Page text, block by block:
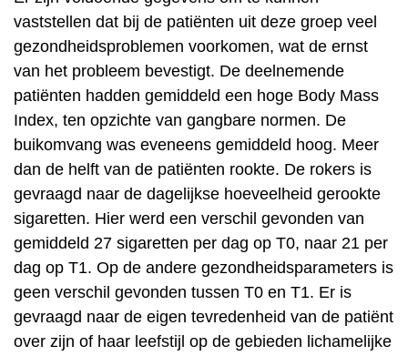
vaststellen dat bij de patiënten uit deze groep veel
gezondheidsproblemen voorkomen, wat de ernst
van het probleem bevestigt. De deelnemende
patiënten hadden gemiddeld een hoge Body Mass
Index, ten opzichte van gangbare normen. De
buikomvang was eveneens gemiddeld hoog. Meer
dan de helft van de patiënten rookte. De rokers is
gevraagd naar de dagelijkse hoeveelheid gerookte
sigaretten. Hier werd een verschil gevonden van
gemiddeld 27 sigaretten per dag op T0, naar 21 per
dag op T1. Op de andere gezondheidsparameters is
geen verschil gevonden tussen T0 en T1. Er is
gevraagd naar de eigen tevredenheid van de patiënt
over zijn of haar leefstijl op de gebieden lichamelijke